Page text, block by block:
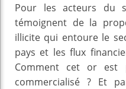
Pour les acteurs du
témoignent de la
illicite qui entoure le
pays et les flux
Comment cet or est
commercialisé ? Et